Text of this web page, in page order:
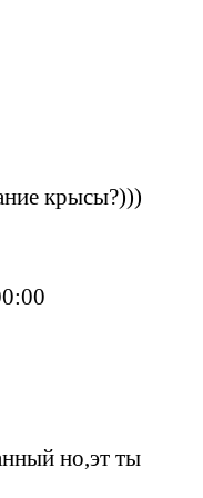
крысы?)))
но,эт ты